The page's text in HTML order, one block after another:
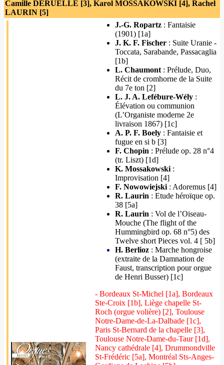
Camille DÉRUELLE [3], Karol MOSSAKOWSKI [4], Rachel
LAURIN [5]
J.-G. Ropartz : Fantaisie
(1901) [1a]
J. K. F. Fischer : Suite Uranie -
Toccata, Sarabande, Passacaglia
[1b]
L. Chaumont : Prélude, Duo,
Récit de cromhorne de la Suite
du 7e ton [2]
L. J. A. Lefébure-Wély :
Élévation ou communion
(L’Organiste moderne 2e
livraison 1867) [1c]
A. P. F. Boely : Fantaisie et
fugue en si b [3]
F. Chopin : Prélude op. 28 n°4
(tr. Liszt) [1d]
K. Mossakowski :
Improvisation [4]
F. Nowowiejski : Adoremus [4]
R. Laurin : Etude héroïque op.
38 [5a]
R. Laurin : Vol de l’Oiseau-
Mouche (The flight of the
Hummingbird op. 68 n°5) des
Twelve short Pieces vol. 4 [ 5b]
H. Berlioz : Marche hongroise
(extraite de la Damnation de
Faust, transcription pour orgue
de Henri Busser) [1c]
- Bordeaux St-Michel [1a], Bordeaux
Ste-Croix [1b], Liège chapelle St-
Roch (orgue volière) [2], Toulouse
Notre-Dame-de-La-Dalbade [1c],
Paris St-Bernard de la chapelle [3],
Toulouse Notre-Dame-du-Taur [1d],
Nancy cathédrale [4], Drummondville
St-Frédéric [5a], Montréal Sts-Anges-